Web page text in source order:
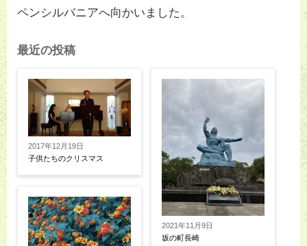
ペンシルバニアへ向かいました。
最近の投稿
2017年12月19日
子供たちのクリスマス
2021年11月9日
坂の町長崎